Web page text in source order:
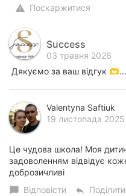
warning Поскаржитися
Success
03 травня 2026
Дякуємо за ваш відгук 🫶…
Valentyna Saftiuk
19 листопада 2025
Це чудова школа! Моя
задоволенням відвідує
доброзичливі
chat_bubble Відповісти reply